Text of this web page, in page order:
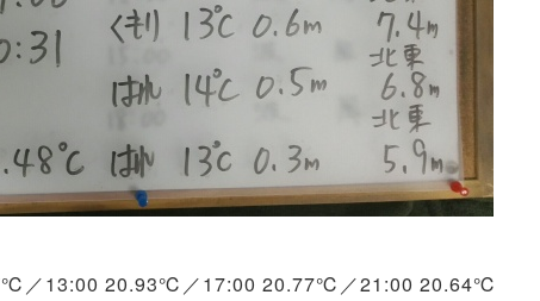
／13:00 20.93℃／17:00 20.77℃／21:00 20.64℃